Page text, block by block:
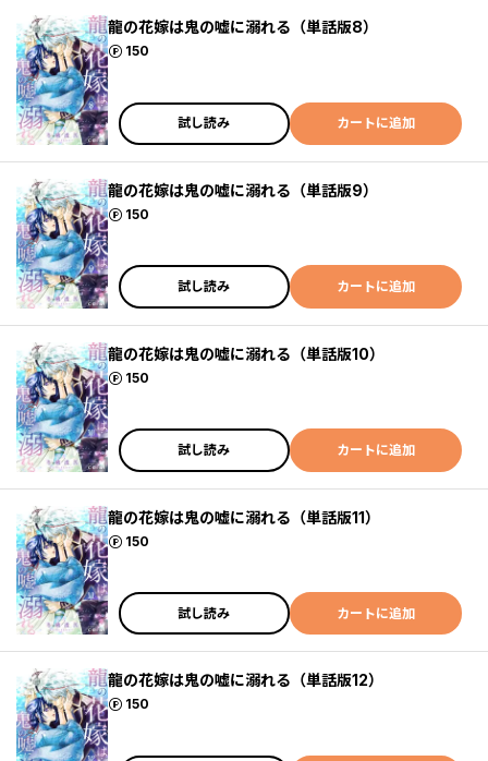
龍の花嫁は鬼の嘘に溺れる（単話版8）
150
ポイント
試し読み カートに追加
龍の花嫁は鬼の嘘に溺れる（単話版9）
150
ポイント
試し読み カートに追加
龍の花嫁は鬼の嘘に溺れる（単話版10）
150
ポイント
試し読み カートに追加
龍の花嫁は鬼の嘘に溺れる（単話版11）
150
ポイント
試し読み カートに追加
龍の花嫁は鬼の嘘に溺れる（単話版12）
150
ポイント